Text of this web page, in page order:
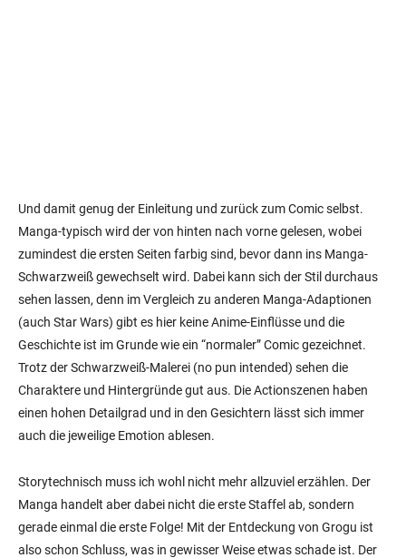
Und damit genug der Einleitung und zurück zum Comic selbst.
Manga-typisch wird der von hinten nach vorne gelesen, wobei
zumindest die ersten Seiten farbig sind, bevor dann ins Manga-
Schwarzweiß gewechselt wird. Dabei kann sich der Stil durchaus
sehen lassen, denn im Vergleich zu anderen Manga-Adaptionen
(auch Star Wars) gibt es hier keine Anime-Einflüsse und die
Geschichte ist im Grunde wie ein “normaler” Comic gezeichnet.
Trotz der Schwarzweiß-Malerei (no pun intended) sehen die
Charaktere und Hintergründe gut aus. Die Actionszenen haben
einen hohen Detailgrad und in den Gesichtern lässt sich immer
auch die jeweilige Emotion ablesen.
Storytechnisch muss ich wohl nicht mehr allzuviel erzählen. Der
Manga handelt aber dabei nicht die erste Staffel ab, sondern
gerade einmal die erste Folge! Mit der Entdeckung von Grogu ist
also schon Schluss, was in gewisser Weise etwas schade ist. Der